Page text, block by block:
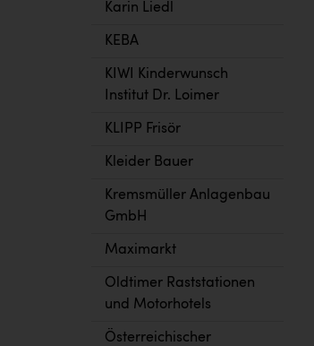
Karin Liedl
KEBA
KIWI Kinderwunsch
Institut Dr. Loimer
KLIPP Frisör
Kleider Bauer
Kremsmüller Anlagenbau
GmbH
Maximarkt
Oldtimer Raststationen
und Motorhotels
Österreichischer